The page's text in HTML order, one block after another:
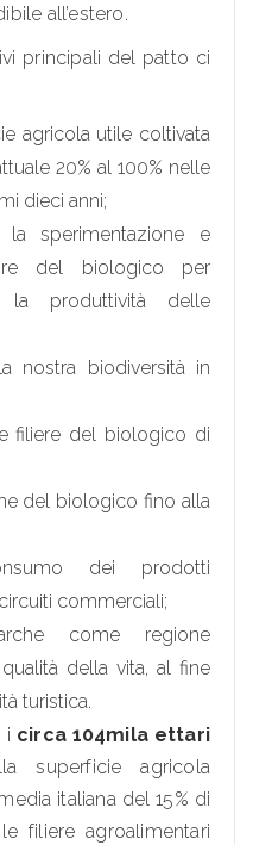
all’estero.
principali del patto ci
agricola utile coltivata
20% al 100% nelle
dieci anni;
la sperimentazione e
del biologico per
produttività delle
nostra biodiversità in
filiere del biologico di
del biologico fino alla
dei prodotti
commerciali;
come regione
della vita, al fine
turistica.
, i circa 104mila ettari
superficie agricola
italiana del 15% di
filiere agroalimentari